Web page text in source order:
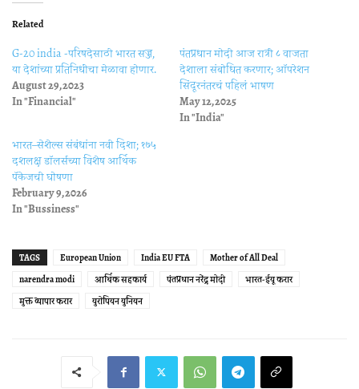
Related
G-20 india -परिषदेसाठी भारत सज्ज,
या देशांच्या प्रतिनिधींचा मेळावा होणार.
August 29, 2023
In "Financial"
पंतप्रधान मोदी आज रात्री ८ वाजता
देशाला संबोधित करणार; ऑपरेशन
सिंदूरनंतरचं पहिलं भाषण
May 12, 2025
In "India"
भारत–सेशेल्स संबंधांना नवी दिशा; १७५
दशलक्ष डॉलर्सच्या विशेष आर्थिक
पॅकेजची घोषणा
February 9, 2026
In "Bussiness"
TAGS European Union India EU FTA
Mother of All Deal
narendra modi
आर्थिक सहकार्य पंतप्रधान नरेंद्र मोदी
भारत-ईयू करार
मुक्त व्यापार करार
युरोपियन युनियन